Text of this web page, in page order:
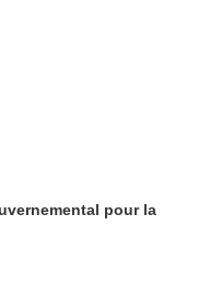
pour la